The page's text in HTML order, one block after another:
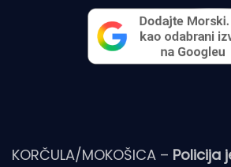
KORČULA/MOKOŠICA – Policija